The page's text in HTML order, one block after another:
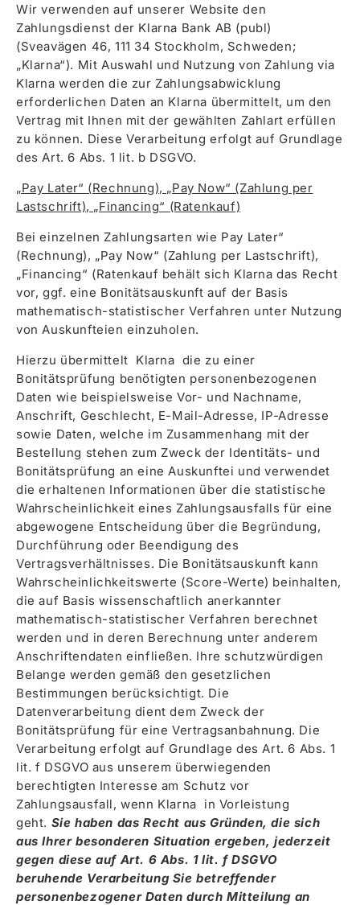
Wir verwenden auf unserer Website den
Zahlungsdienst der Klarna Bank AB (publ)
(Sveavägen 46, 111 34 Stockholm, Schweden;
„Klarna“). Mit Auswahl und Nutzung von Zahlung via
Klarna werden die zur Zahlungsabwicklung
erforderlichen Daten an Klarna übermittelt, um den
Vertrag mit Ihnen mit der gewählten Zahlart erfüllen
zu können. Diese Verarbeitung erfolgt auf Grundlage
des Art. 6 Abs. 1 lit. b DSGVO.
„Pay Later“ (Rechnung), „Pay Now“ (Zahlung per
Lastschrift), „Financing“ (Ratenkauf)
Bei einzelnen Zahlungsarten wie Pay Later“
(Rechnung), „Pay Now“ (Zahlung per Lastschrift),
„Financing“ (Ratenkauf behält sich Klarna das Recht
vor, ggf. eine Bonitätsauskunft auf der Basis
mathematisch-statistischer Verfahren unter Nutzung
von Auskunfteien einzuholen.
Hierzu übermittelt Klarna die zu einer
Bonitätsprüfung benötigten personenbezogenen
Daten wie beispielsweise Vor- und Nachname,
Anschrift, Geschlecht, E-Mail-Adresse, IP-Adresse
sowie Daten, welche im Zusammenhang mit der
Bestellung stehen zum Zweck der Identitäts- und
Bonitätsprüfung an eine Auskunftei und verwendet
die erhaltenen Informationen über die statistische
Wahrscheinlichkeit eines Zahlungsausfalls für eine
abgewogene Entscheidung über die Begründung,
Durchführung oder Beendigung des
Vertragsverhältnisses. Die Bonitätsauskunft kann
Wahrscheinlichkeitswerte (Score-Werte) beinhalten,
die auf Basis wissenschaftlich anerkannter
mathematisch-statistischer Verfahren berechnet
werden und in deren Berechnung unter anderem
Anschriftendaten einfließen. Ihre schutzwürdigen
Belange werden gemäß den gesetzlichen
Bestimmungen berücksichtigt. Die
Datenverarbeitung dient dem Zweck der
Bonitätsprüfung für eine Vertragsanbahnung. Die
Verarbeitung erfolgt auf Grundlage des Art. 6 Abs. 1
lit. f DSGVO aus unserem überwiegenden
berechtigten Interesse am Schutz vor
Zahlungsausfall, wenn Klarna in Vorleistung
geht. Sie haben das Recht aus Gründen, die sich
aus Ihrer besonderen Situation ergeben, jederzeit
gegen diese auf Art. 6 Abs. 1 lit. f DSGVO
beruhende Verarbeitung Sie betreffender
personenbezogener Daten durch Mitteilung an